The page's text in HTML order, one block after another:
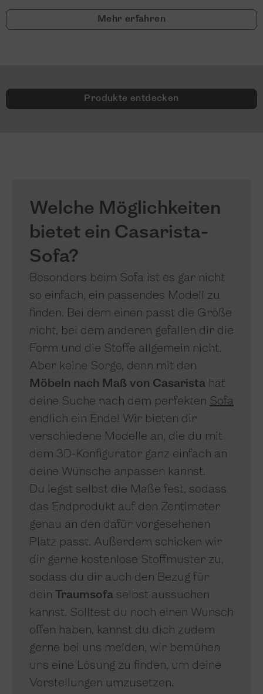
Mehr erfahren
Produkte entdecken
Welche Möglichkeiten
bietet ein Casarista-
Sofa?
Besonders beim Sofa ist es gar nicht
so einfach, ein passendes Modell zu
finden. Bei dem einen passt die Größe
nicht, bei dem anderen gefallen dir die
Form und die Stoffe allgemein nicht.
Aber keine Sorge, denn mit den
Möbeln nach Maß von Casarista hat
deine Suche nach dem perfekten Sofa
endlich ein Ende! Wir bieten dir
verschiedene Modelle an, die du mit
dem 3D-Konfigurator ganz einfach an
deine Wünsche anpassen kannst.
Du legst selbst die Maße fest, sodass
das Endprodukt auf den Zentimeter
genau an den dafür vorgesehenen
Platz passt. Außerdem schicken wir
dir gerne kostenlose Stoffmuster zu,
sodass du dir auch den Bezug für
dein Traumsofa selbst aussuchen
kannst. Solltest du noch einen Wunsch
offen haben, kannst du dich zudem
gerne bei uns melden, wir bemühen
uns eine Lösung zu finden, um deine
Vorstellungen umzusetzen.